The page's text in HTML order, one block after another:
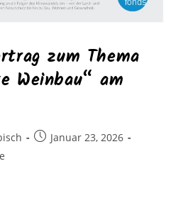
zum Thema
Weinbau“ am
Januar 23, 2026